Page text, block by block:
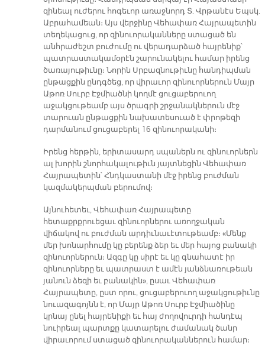
զինեալ ուժերու հոգեւոր առաջնորդ Տ. Վրթանէս Եպսկ.
Աբրահամեան։ Այս վերջինը Վեհափառ Հայրապետին
տեղեկացուց, որ զինուորականները ստացած են
անհրաժեշտ բուժումը ու վերադարձած հայրենիք՝
պատրաստակամօրէն շարունակելու համար իրենց
ծառայութիւնը։ Նորին Սրբազնութիւնը հանդիպման
ընթացքին ընդգծեց, որ վիրաւոր զինուորներուն Մայր
Աթոռ Սուրբ Էջմիածնի կողմէ ցուցաբերուող
աջակցութեամբ այս ծրագրի շրջանակներուն մէջ
տարուան ընթացքին նախատեսուած է փրոթեզի
դարմանում ցուցաբերել 16 զինուորականի։
Իրենց հերթին, երիտասարդ սպաներն ու զինուորներն
ալ խորին շնորհակալութիւն յայտնեցին Վեհափառ
Հայրապետին՝ Հնդկաստանի մէջ իրենց բուժման
կազմակերպման բերումով։
Այնուհետեւ, Վեհափառ Հայրապետը
հետաքրքրուեցաւ զինուորներու առողջական
վիճակով ու բուժման արդիւնաւէտութեամբ։ «Մենք
մեր խոնարհումը կը բերենք ձեր եւ մեր հայոց բանակի
զինուորներուն։ Ազգը կը սիրէ եւ կը գնահատէ իր
զինուորները եւ պատրաստ է ամէն յանձնառութեան
յանուն ձեզի եւ բանակին», ըսաւ Վեհափառ
Հայրապետը, ըստ որու, ցուցաբերուող աջակցութիւնը
նուազագոյնն է, որ Մայր Աթոռ Սուրբ Էջմիածինը
կրնայ ընել հայրենիքի եւ հայ ժողովուրդի հանդէպ
նուիրեալ պարտքը կատարելու ժամանակ ծանր
վիրաւորում ստացած զինուորականներուն համար։